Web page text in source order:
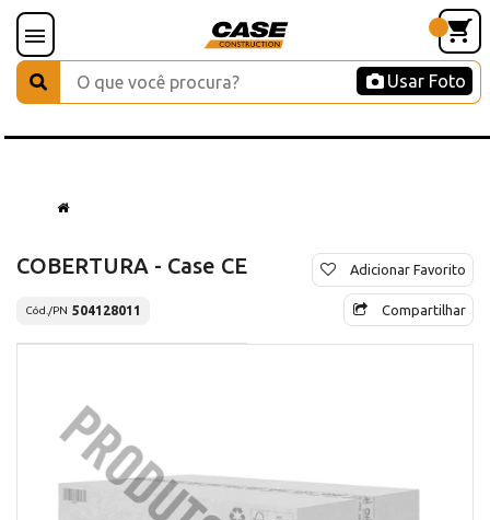
Usar Foto
COBERTURA - Case CE
Cód./PN 504128011
Adicionar Favorito
Compartilhar